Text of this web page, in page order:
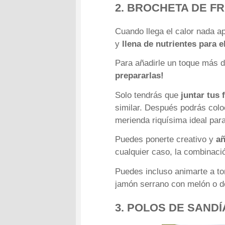
2. BROCHETA DE
Cuando llega el calor nada
y llena de nutrientes para
Para añadirle un toque más
prepararlas!
Solo tendrás que juntar tus
similar. Después podrás
merienda riquísima ideal
Puedes ponerte creativo y
cualquier caso, la
Puedes incluso animarte a
jamón serrano con melón o
3. POLOS DE